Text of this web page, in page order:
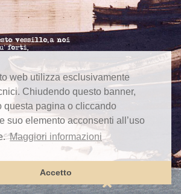
web utilizza esclusivamente
Chiudendo questo banner,
questa pagina o cliccando
suo elemento acconsenti all’uso
Maggiori informazioni
Accetto